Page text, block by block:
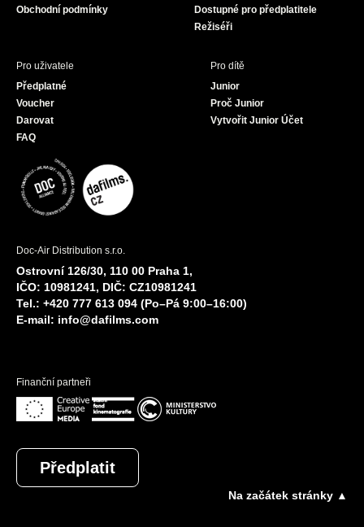
Obchodní podmínky
Dostupné pro předplatitele
Režiséři
Pro uživatele
Předplatné
Voucher
Darovat
FAQ
Pro dítě
Junior
Proč Junior
Vytvořit Junior Účet
Doc-Air Distribution s.r.o.
Ostrovní 126/30, 110 00 Praha 1,
IČO: 10981241, DIČ: CZ10981241
Tel.: +420 777 613 094 (Po–Pá 9:00–16:00)
E-mail: info@dafilms.com
Finanční partneři
Předplatit
Na začátek stránky ▲